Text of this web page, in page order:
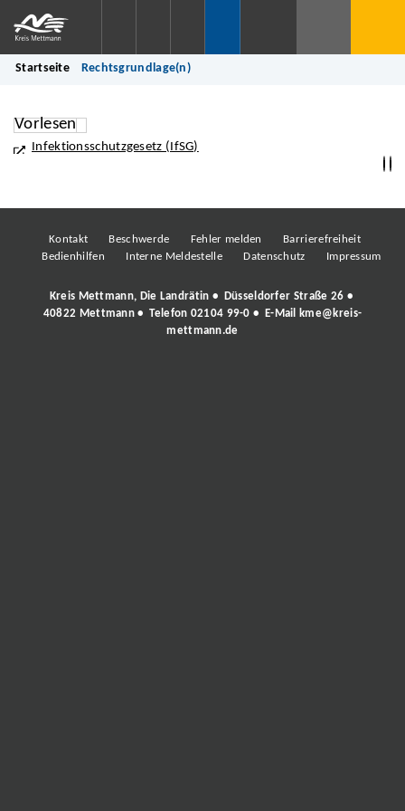
Startseite Rechtsgrundlage(n)
Vorlesen
Infektionsschutzgesetz (IfSG)
Kontakt Beschwerde Fehler melden
Barrierefreiheit
Bedienhilfen
Interne Meldestelle Datenschutz Impressum
Kreis Mettmann, Die Landrätin • Düsseldorfer Straße 26 •
40822 Mettmann • Telefon 02104 99-0 • E-Mail
kme@kreis-
mettmann.de